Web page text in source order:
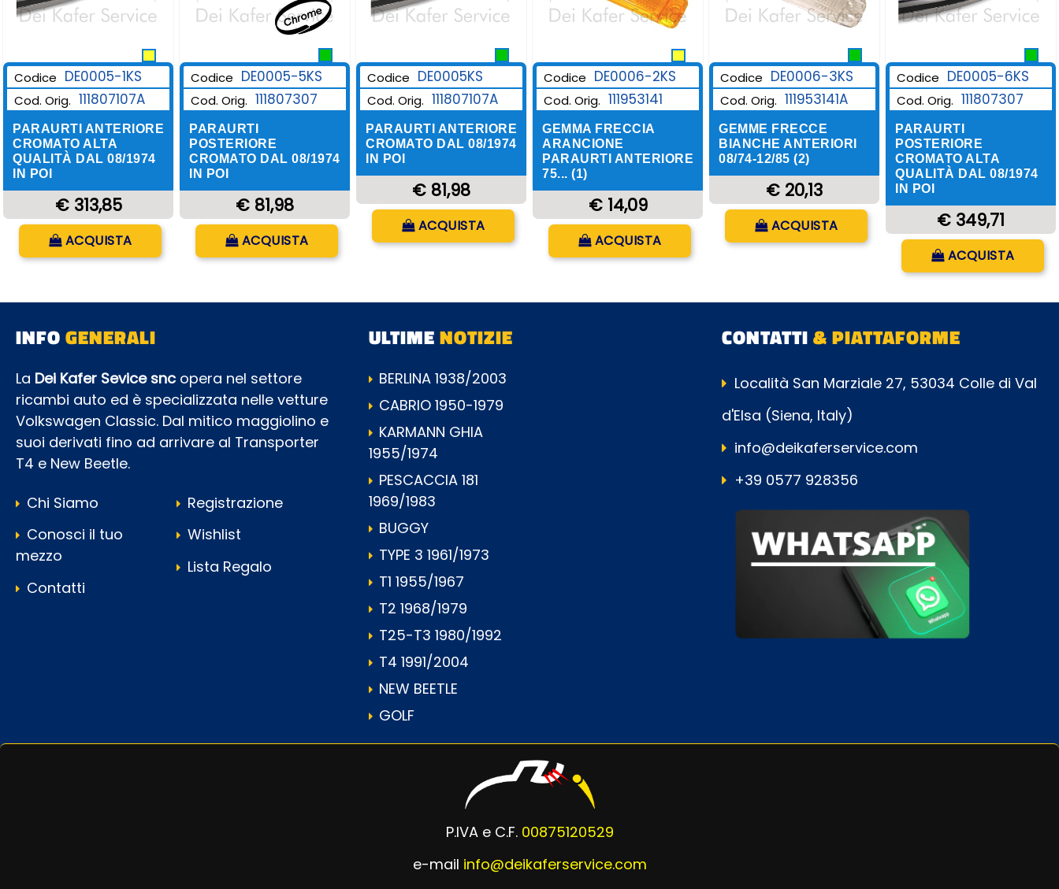
Codice DE0005-1KS
Cod. Orig. 111807107A
PARAURTI ANTERIORE
CROMATO ALTA
QUALITÀ DAL 08/1974
IN POI
€ 313,85
Quantità
ACQUISTA
Codice DE0005-5KS
Cod. Orig. 111807307
PARAURTI
POSTERIORE
CROMATO DAL 08/1974
IN POI
€ 81,98
Quantità
ACQUISTA
Codice DE0005KS
Cod. Orig. 111807107A
PARAURTI ANTERIORE
CROMATO DAL 08/1974
IN POI
€ 81,98
Quantità
ACQUISTA
Codice DE0006-2KS
Cod. Orig. 111953141
GEMMA FRECCIA
ARANCIONE
PARAURTI ANTERIORE
75... (1)
€ 14,09
Quantità
ACQUISTA
Codice DE0006-3KS
Cod. Orig. 111953141A
GEMME FRECCE
BIANCHE ANTERIORI
08/74-12/85 (2)
€ 20,13
Quantità
ACQUISTA
Codice DE0005-6KS
Cod. Orig. 111807307
PARAURTI
POSTERIORE
CROMATO ALTA
QUALITÀ DAL 08/1974
IN POI
€ 349,71
Quantità
ACQUISTA
INFOGENERALI
La Dei Kafer Sevice snc opera nel settore
ricambi auto ed è specializzata nelle vetture
Volkswagen Classic. Dal mitico maggiolino e
suoi derivati fino ad arrivare al Transporter
T4 e New Beetle.
Chi Siamo
Conosci il tuo
mezzo
Contatti
Registrazione
Wishlist
Lista Regalo
ULTIMENOTIZIE
BERLINA 1938/2003
CABRIO 1950-1979
KARMANN GHIA
1955/1974
PESCACCIA 181
1969/1983
BUGGY
TYPE 3 1961/1973
T1 1955/1967
T2 1968/1979
T25-T3 1980/1992
T4 1991/2004
NEW BEETLE
GOLF
CONTATTI& PIATTAFORME
Località San Marziale 27, 53034 Colle di Val
d'Elsa (Siena, Italy)
info@deikaferservice.com
+39 0577 928356
P.IVA e C.F. 00875120529
e-mail info@deikaferservice.com